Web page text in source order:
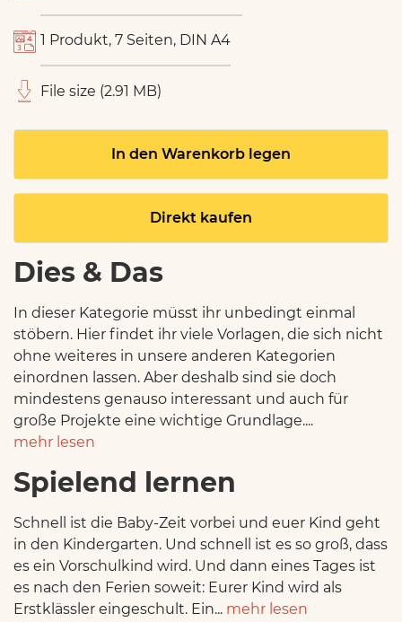
1 Produkt, 7 Seiten, DIN A4
File size (2.91 MB)
In den Warenkorb legen
Direkt kaufen
Dies & Das
In dieser Kategorie müsst ihr unbedingt einmal
stöbern. Hier findet ihr viele Vorlagen, die sich nicht
ohne weiteres in unsere anderen Kategorien
einordnen lassen. Aber deshalb sind sie doch
mindestens genauso interessant und auch für
große Projekte eine wichtige Grundlage....
mehr lesen
Spielend lernen
Schnell ist die Baby-Zeit vorbei und euer Kind geht
in den Kindergarten. Und schnell ist es so groß, dass
es ein Vorschulkind wird. Und dann eines Tages ist
es nach den Ferien soweit: Eurer Kind wird als
Erstklässler eingeschult. Ein... mehr lesen